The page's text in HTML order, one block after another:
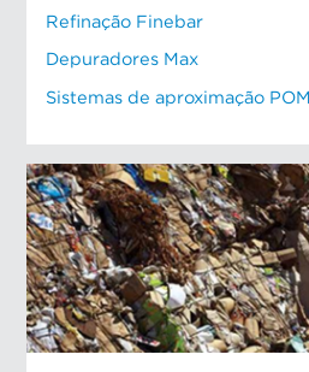
Refinação Finebar
Depuradores Max
Sistemas de aproximação POM